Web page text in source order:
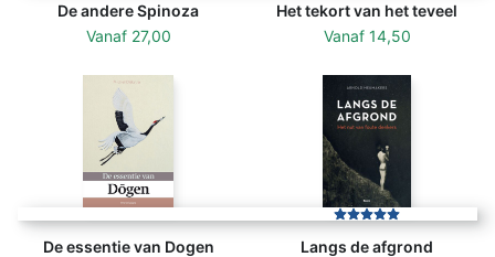
De andere Spinoza
Vanaf 27,00
Het tekort van het teveel
Vanaf 14,50
De essentie van Dogen
Langs de afgrond